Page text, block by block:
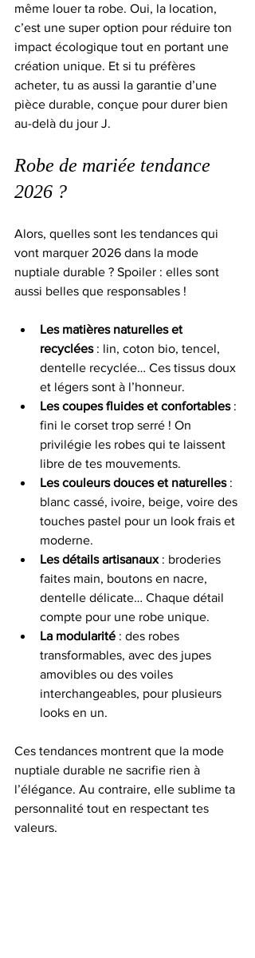
même louer ta robe. Oui, la location,
c’est une super option pour réduire ton
impact écologique tout en portant une
création unique. Et si tu préfères
acheter, tu as aussi la garantie d’une
pièce durable, conçue pour durer bien
au-delà du jour J.
Robe de mariée tendance
2026 ?
Alors, quelles sont les tendances qui
vont marquer 2026 dans la mode
nuptiale durable ? Spoiler : elles sont
aussi belles que responsables !
Les matières naturelles et
recyclées : lin, coton bio, tencel,
dentelle recyclée… Ces tissus doux
et légers sont à l’honneur.
Les coupes fluides et confortables :
fini le corset trop serré ! On
privilégie les robes qui te laissent
libre de tes mouvements.
Les couleurs douces et naturelles :
blanc cassé, ivoire, beige, voire des
touches pastel pour un look frais et
moderne.
Les détails artisanaux : broderies
faites main, boutons en nacre,
dentelle délicate… Chaque détail
compte pour une robe unique.
La modularité : des robes
transformables, avec des jupes
amovibles ou des voiles
interchangeables, pour plusieurs
looks en un.
Ces tendances montrent que la mode
nuptiale durable ne sacrifie rien à
l’élégance. Au contraire, elle sublime ta
personnalité tout en respectant tes
valeurs.